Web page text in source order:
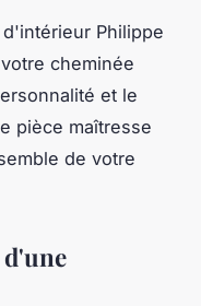
Philippe
cheminée
et le
pièce maîtresse
de votre